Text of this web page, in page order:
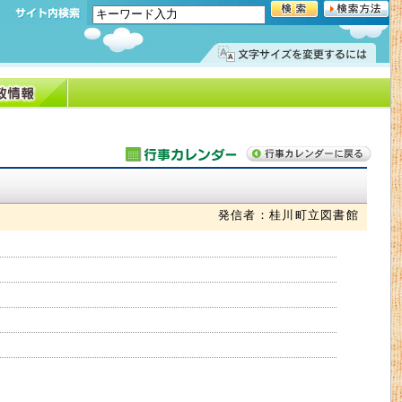
発信者：桂川町立図書館